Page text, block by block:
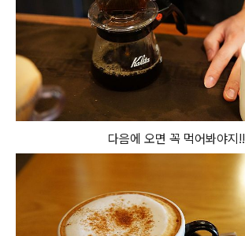
다음에 오면 꼭 먹어봐야지!!